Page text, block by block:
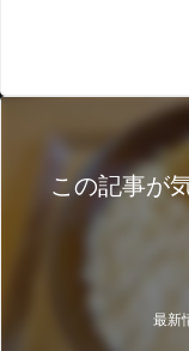
この記事が
最新